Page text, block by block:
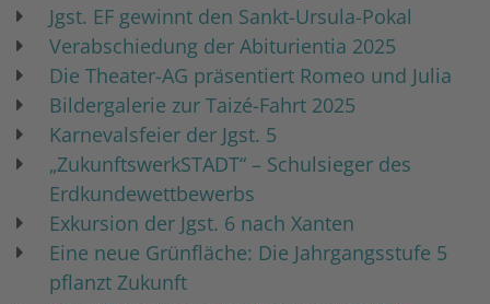
Jgst. EF gewinnt den Sankt-Ursula-Pokal
Verabschiedung der Abiturientia 2025
Die Theater-AG präsentiert Romeo und Julia
Bildergalerie zur Taizé-Fahrt 2025
Karnevalsfeier der Jgst. 5
„ZukunftswerkSTADT“ – Schulsieger des
Erdkundewettbewerbs
Exkursion der Jgst. 6 nach Xanten
Eine neue Grünfläche: Die Jahrgangsstufe 5
pflanzt Zukunft